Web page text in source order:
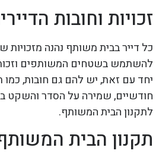
זכויות וחובות
כל דייר בבית משותף נהנה מזכויות
להשתמש בשטחים המשותפים
יחד עם זאת, יש להם גם חובות, כמו
חודשיים, שמירה על הסדר והשקט
לתקנון הבית המשותף.
תקנון הבית המשותף